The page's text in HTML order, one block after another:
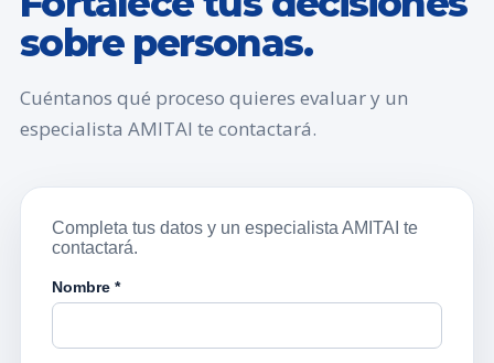
sobre personas.
Cuéntanos qué proceso quieres evaluar y un
especialista AMITAI te contactará.